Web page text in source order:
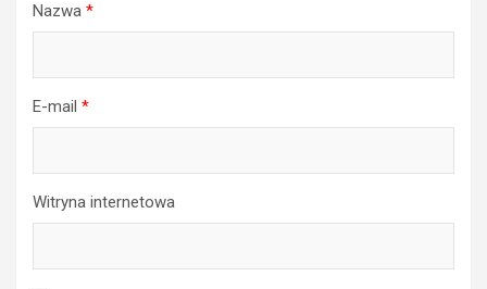
Nazwa *
E-mail *
Witryna internetowa